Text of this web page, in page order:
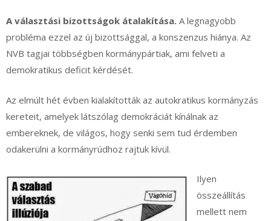
A választási bizottságok átalakítása. A legnagyobb
probléma ezzel az új bizottsággal, a konszenzus hiánya. Az
NVB tagjai többségben kormánypártiak, ami felveti a
demokratikus deficit kérdését.
Az elmúlt hét évben kialakították az autokratikus kormányzás
kereteit, amelyek látszólag demokráciát kínálnak az
embereknek, de világos, hogy senki sem tud érdemben
odakerülni a kormányrúdhoz rajtuk kívül.
Ilyen
összeállítás
mellett nem